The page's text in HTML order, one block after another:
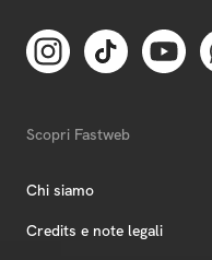
Scopri Fastweb
Chi siamo
Credits e note legali